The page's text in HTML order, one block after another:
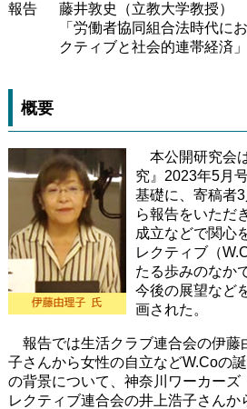
報告
藤井敦史（立教大学教授）
「労働者協同組合法時代に
クティブと社会的連帯経済」
概要
本公開研究会
究』2023年5月
基礎に、寄稿者
ら報告をいただ
成立などで関心
レクティブ（
たる歩みのなか
今後の展望など
画された。
報告では生活クラブ連合会の伊藤
子さんから女性の自立などW.Coの
の背景について、神奈川ワーカーズ
レクティブ連合会の井上浩子さんか